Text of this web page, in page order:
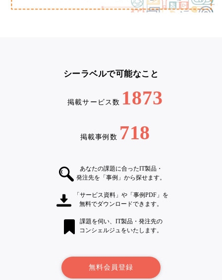
シーラベルで可能なこと
掲載サービス数 1873
掲載事例数 718
あなたの課題に合ったIT製品・
発注先を「事例」から探せます。
「サービス資料」や「事例PDF」を
無料でダウンロードできます。
課題を伺い、IT製品・発注先の
コンシェルジュをいたします。
無料会員登録